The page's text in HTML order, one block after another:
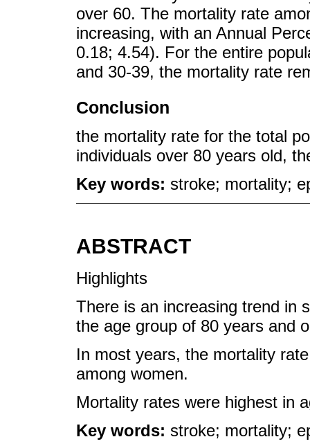
over 60. The mortality rate
increasing, with an Annual
0.18; 4.54). For the entire
and 30-39, the mortality rate
Conclusion
the mortality rate for the total
individuals over 80 years old,
Key words: stroke; mortality;
ABSTRACT
Highlights
There is an increasing trend in
the age group of 80 years and
In most years, the mortality
among women.
Mortality rates were highest in
Key words: stroke; mortality;